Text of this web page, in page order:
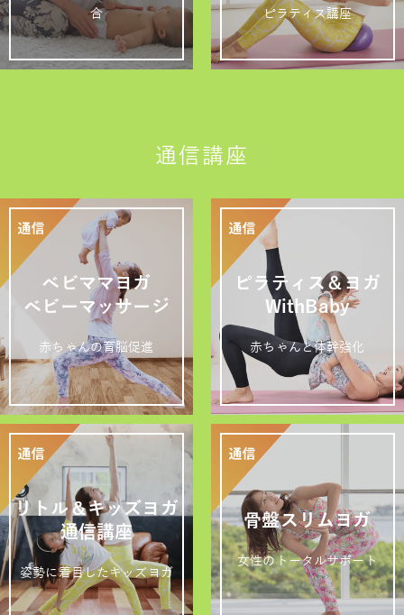
合 ピラティス講座
通信講座
ベビママヨガ
ベビーマッサージ
赤ちゃんの育脳促進
ピラティス＆ヨガ
WithBaby
赤ちゃんと体幹強化
リトル＆キッズヨガ
通信講座
姿勢に着目したキッズヨガ
骨盤スリムヨガ
女性のトータルサポート